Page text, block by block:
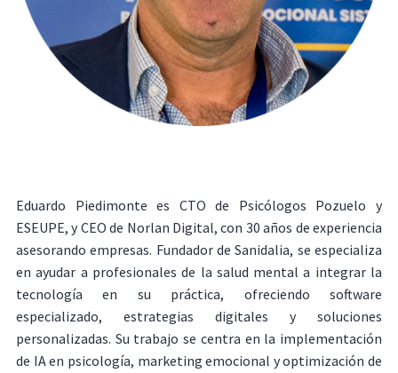
Eduardo Piedimonte es CTO de Psicólogos Pozuelo y
ESEUPE, y CEO de Norlan Digital, con 30 años de experiencia
asesorando empresas. Fundador de Sanidalia, se especializa
en ayudar a profesionales de la salud mental a integrar la
tecnología en su práctica, ofreciendo software
especializado, estrategias digitales y soluciones
personalizadas. Su trabajo se centra en la implementación
de IA en psicología, marketing emocional y optimización de